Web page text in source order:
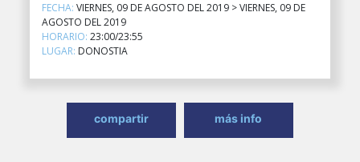
FECHA:VIERNES, 09 DE AGOSTO DEL 2019 > VIERNES, 09 DE
AGOSTO DEL 2019
HORARIO:23:00/23:55
LUGAR: DONOSTIA
compartir más info